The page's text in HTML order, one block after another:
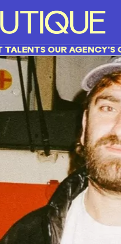
OUR AGENCY’S